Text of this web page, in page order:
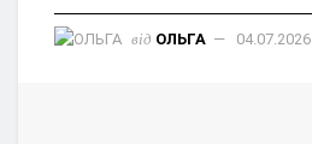
від ОЛЬГА 04.07.2026